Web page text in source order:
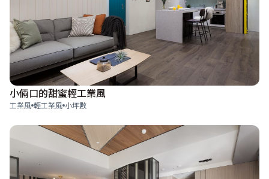
小倆口的甜蜜輕工業風
工業風 輕工業風 小坪數